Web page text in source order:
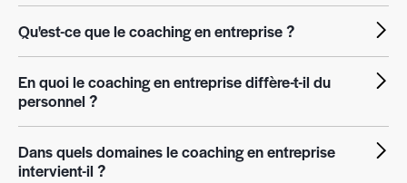
Qu'est-ce que le coaching en entreprise ?
En quoi le coaching en entreprise diffère-t-il du
personnel ?
Dans quels domaines le coaching en entreprise
intervient-il ?